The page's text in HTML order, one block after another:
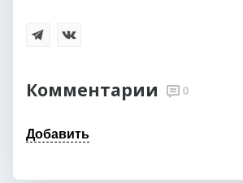
Комментарии 0
Добавить